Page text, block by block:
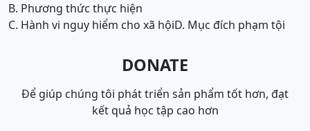
B. Phương thức thực hiện
C. Hành vi nguy hiểm cho xã hộiD. Mục đích phạm tội
DONATE
Để giúp chúng tôi phát triển sản phẩm tốt hơn, đạt
kết quả học tập cao hơn